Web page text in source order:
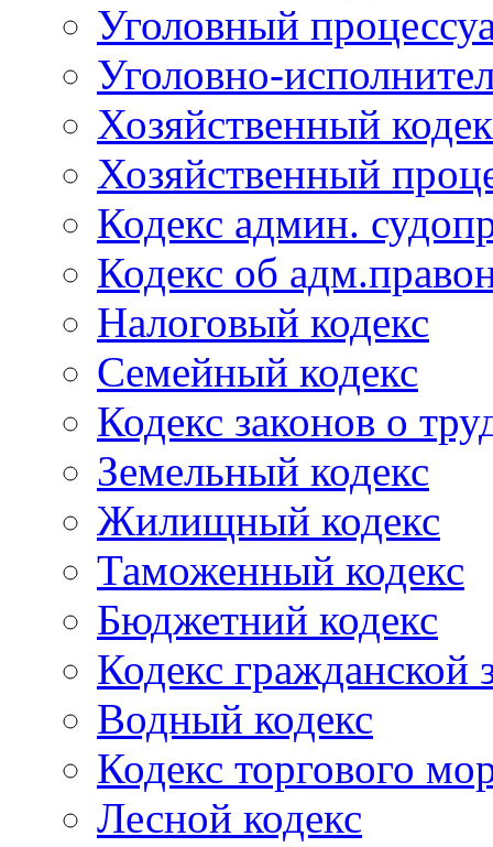
Уголовный
Уголовно-
Хозяйственный
Хозяйственный
Кодекс админ.
Кодекс об
Налоговый кодекс
Семейный кодекс
Кодекс законов о
Земельный кодекс
Жилищный кодекс
Таможенный кодекс
Бюджетний кодекс
Кодекс гражданской
Водный кодекс
Кодекс торгового
Лесной кодекс